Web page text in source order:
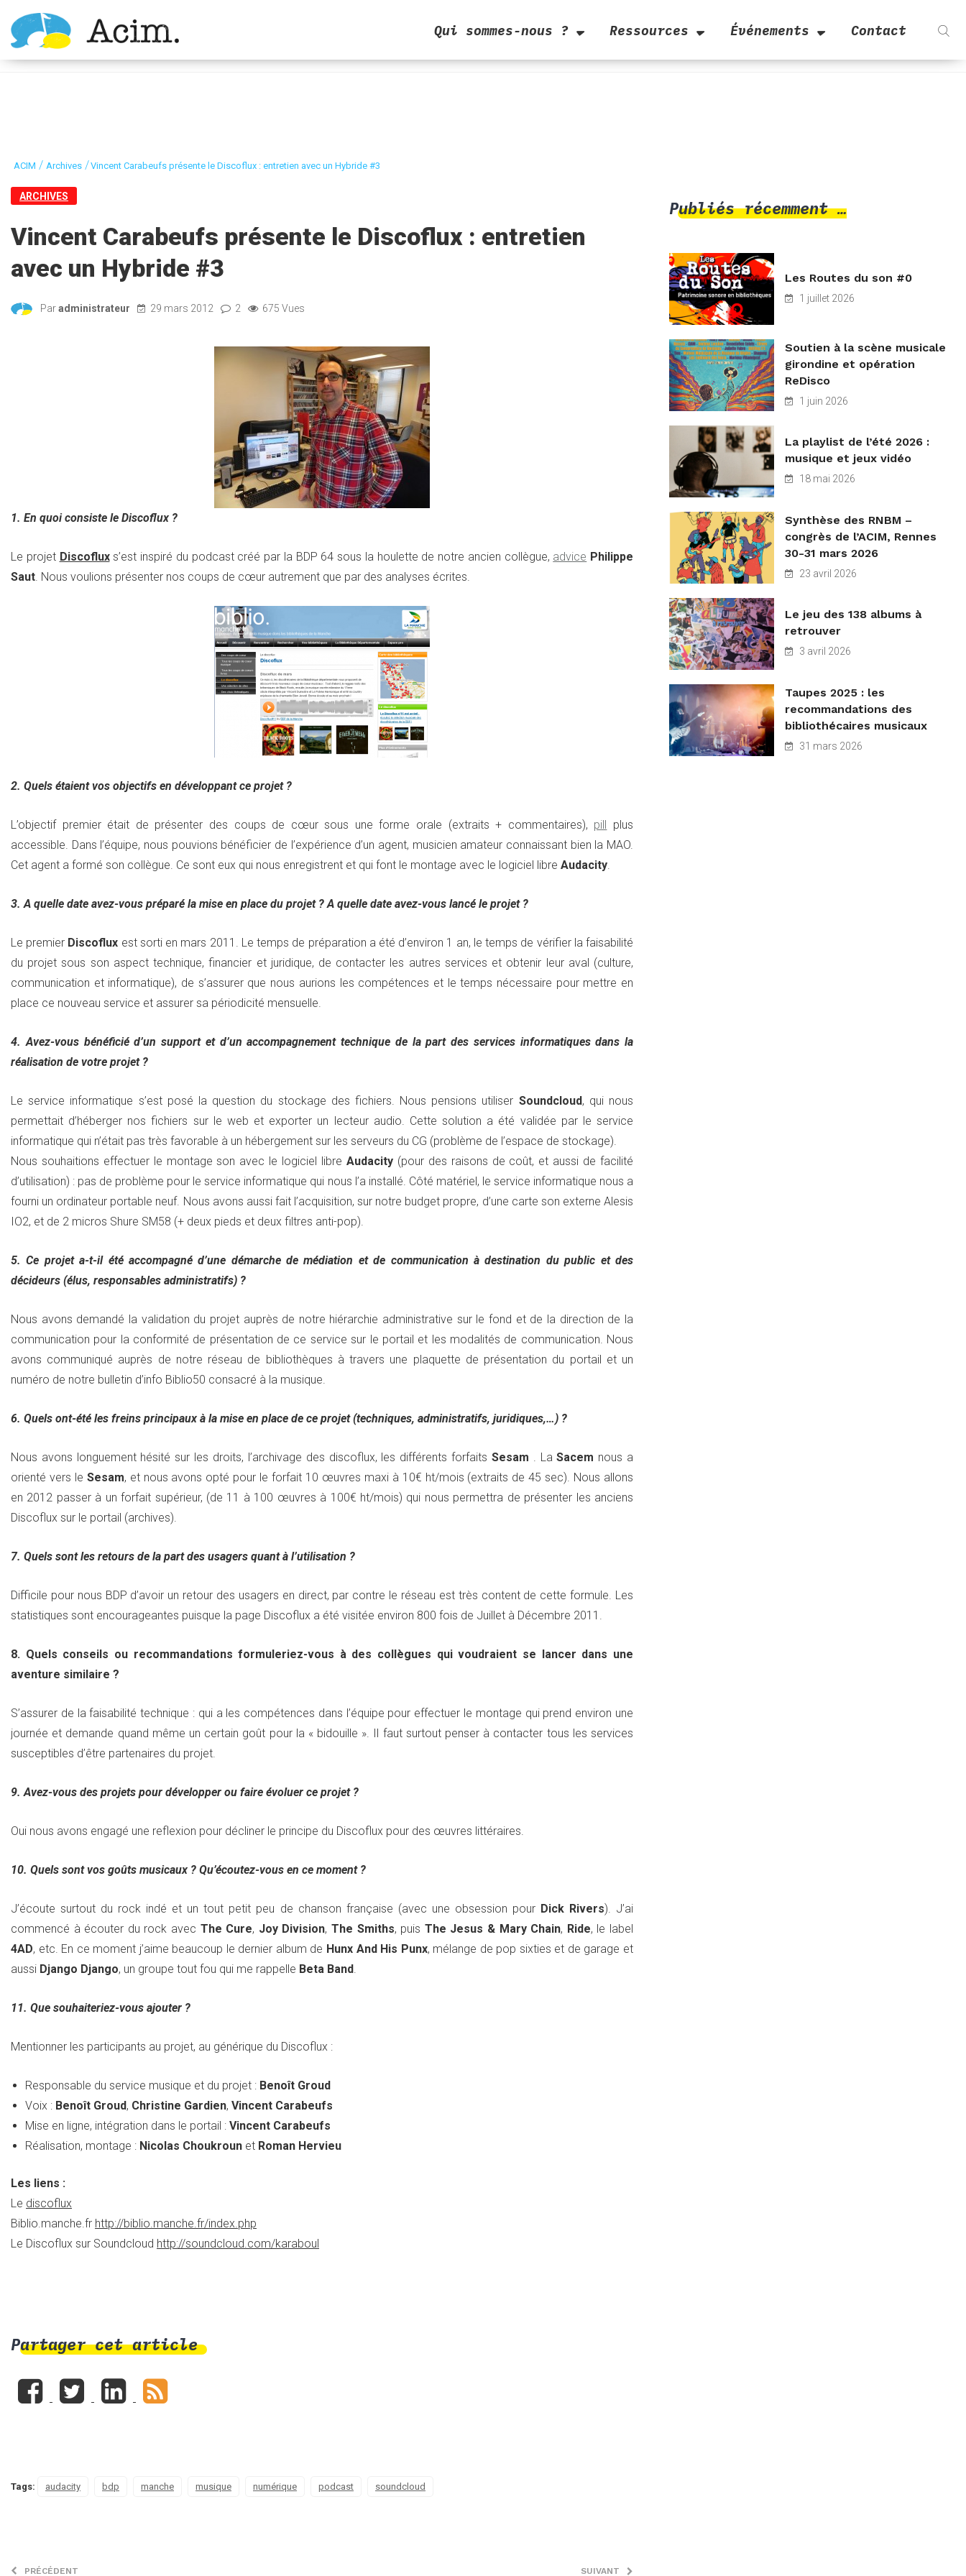
Ouvrir la barre d’outils
Qui sommes-nous ? Ressources Événements Contact
ACIM / Archives /Vincent Carabeufs présente le Discoflux : entretien avec un Hybride #3
ARCHIVES
Vincent Carabeufs présente le Discoflux : entretien
avec un Hybride #3
Paradministrateur 29 mars 2012 2 675 Vues
1. En quoi consiste le Discoflux ?
Le projet Discofluxs’est inspiré du podcast créé par la BDP 64 sous la houlette de notre ancien collègue, advice Philippe
Saut. Nous voulions présenter nos coups de cœur autrement que par des analyses écrites.
2. Quels étaient vos objectifs en développant ce projet ?
L’objectif premier était de présenter des coups de cœur sous une forme orale (extraits + commentaires), pill plus
accessible. Dans l’équipe, nous pouvions bénéficier de l’expérience d’un agent, musicien amateur connaissant bien la MAO.
Cet agent a formé son collègue. Ce sont eux qui nous enregistrent et qui font le montage avec le logiciel libre Audacity.
3. A quelle date avez-vous préparé la mise en place du projet ? A quelle date avez-vous lancé le projet ?
Le premier Discoflux est sorti en mars 2011. Le temps de préparation a été d’environ 1 an, le temps de vérifier la faisabilité
du projet sous son aspect technique, financier et juridique, de contacter les autres services et obtenir leur aval (culture,
communication et informatique), de s’assurer que nous aurions les compétences et le temps nécessaire pour mettre en
place ce nouveau service et assurer sa périodicité mensuelle.
4. Avez-vous bénéficié d’un support et d’un accompagnement technique de la part des services informatiques dans la
réalisation de votre projet ?
Le service informatique s’est posé la question du stockage des fichiers. Nous pensions utiliser Soundcloud, qui nous
permettait d’héberger nos fichiers sur le web et exporter un lecteur audio. Cette solution a été validée par le service
informatique qui n’était pas très favorable à un hébergement sur les serveurs du CG (problème de l’espace de stockage).
Nous souhaitions effectuer le montage son avec le logiciel libre Audacity(pour des raisons de coût, et aussi de facilité
d’utilisation) : pas de problème pour le service informatique qui nous l’a installé. Côté matériel, le service informatique nous a
fourni un ordinateur portable neuf. Nous avons aussi fait l’acquisition, sur notre budget propre, d’une carte son externe Alesis
IO2, et de 2 micros Shure SM58 (+ deux pieds et deux filtres anti-pop).
5. Ce projet a-t-il été accompagné d’une démarche de médiation et de communication à destination du public et des
décideurs (élus, responsables administratifs) ?
Nous avons demandé la validation du projet auprès de notre hiérarchie administrative sur le fond et de la direction de la
communication pour la conformité de présentation de ce service sur le portail et les modalités de communication. Nous
avons communiqué auprès de notre réseau de bibliothèques à travers une plaquette de présentation du portail et un
numéro de notre bulletin d’info Biblio50 consacré à la musique.
6. Quels ont-été les freins principaux à la mise en place de ce projet (techniques, administratifs, juridiques,…) ?
Nous avons longuement hésité sur les droits, l’archivage des discoflux, les différents forfaits Sesam . LaSacem nous a
orienté vers le Sesam, et nous avons opté pour le forfait 10 œuvres maxi à 10€ ht/mois (extraits de 45 sec). Nous allons
en 2012 passer à un forfait supérieur, (de 11 à 100 œuvres à 100€ ht/mois) qui nous permettra de présenter les anciens
Discoflux sur le portail (archives).
7. Quels sont les retours de la part des usagers quant à l’utilisation ?
Difficile pour nous BDP d’avoir un retour des usagers en direct, par contre le réseau est très content de cette formule. Les
statistiques sont encourageantes puisque la page Discoflux a été visitée environ 800 fois de Juillet à Décembre 2011.
8. Quels conseils ou recommandations formuleriez-vous à des collègues qui voudraient se lancer dans une
aventure similaire ?
S’assurer de la faisabilité technique : qui a les compétences dans l’équipe pour effectuer le montage qui prend environ une
journée et demande quand même un certain goût pour la « bidouille ». Il faut surtout penser à contacter tous les services
susceptibles d’être partenaires du projet.
9. Avez-vous des projets pour développer ou faire évoluer ce projet ?
Oui nous avons engagé une reflexion pour décliner le principe du Discoflux pour des œuvres littéraires.
10. Quels sont vos goûts musicaux ? Qu’écoutez-vous en ce moment ?
J’écoute surtout du rock indé et un tout petit peu de chanson française (avec une obsession pour Dick Rivers). J’ai
commencé à écouter du rock avec The Cure, Joy Division,The Smiths, puis The Jesus & Mary Chain, Ride, le label
4AD, etc. En ce moment j’aime beaucoup le dernier album de Hunx And His Punx, mélange de pop sixties et de garage et
aussi Django Django, un groupe tout fou qui me rappelle Beta Band.
11. Que souhaiteriez-vous ajouter ?
Mentionner les participants au projet, au générique du Discoflux :
Responsable du service musique et du projet : Benoît Groud
Voix : Benoît Groud, Christine Gardien, Vincent Carabeufs
Mise en ligne, intégration dans le portail : Vincent Carabeufs
Réalisation, montage : Nicolas Choukroun et Roman Hervieu
Les liens :
Le discoflux
Biblio.manche.fr http://biblio.manche.fr/index.php
Le Discoflux sur Soundcloud http://soundcloud.com/karaboul
Partager cet article
Tags: audacity bdp manche musique numérique podcast soundcloud
PRÉCÉDENT SUIVANT
Publiés récemment …
Les Routes du son #0
1 juillet 2026
Soutien à la scène musicale
girondine et opération
ReDisco
1 juin 2026
La playlist de l’été 2026 :
musique et jeux vidéo
18 mai 2026
Synthèse des RNBM –
congrès de l’ACIM, Rennes
30-31 mars 2026
23 avril 2026
Le jeu des 138 albums à
retrouver
3 avril 2026
Taupes 2025 : les
recommandations des
bibliothécaires musicaux
31 mars 2026